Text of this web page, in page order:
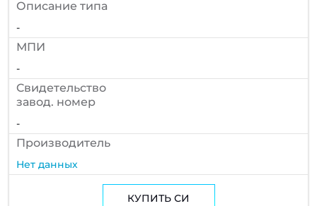
Описание типа
-
МПИ
-
Cвидетельство
завод. номер
-
Производитель
Нет данных
КУПИТЬ СИ